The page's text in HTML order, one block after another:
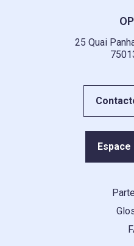
25 Quai